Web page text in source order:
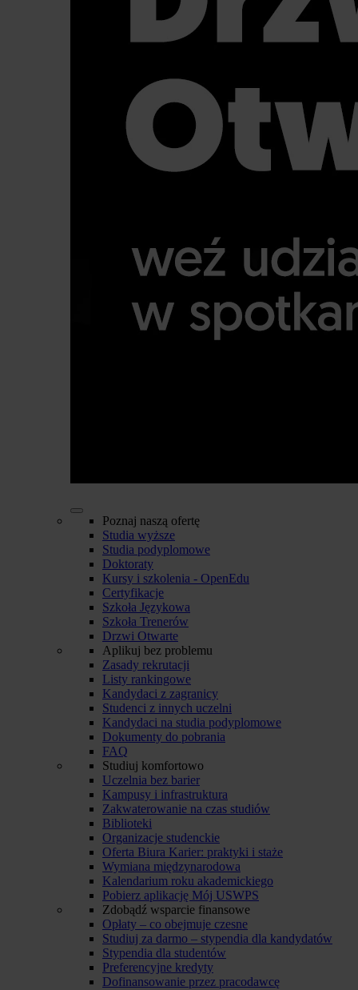
Poznaj naszą ofertę
Studia wyższe
Studia podyplomowe
Doktoraty
Kursy i szkolenia - OpenEdu
Certyfikacje
Szkoła Językowa
Szkoła Trenerów
Drzwi Otwarte
Aplikuj bez problemu
Zasady rekrutacji
Listy rankingowe
Kandydaci z zagranicy
Studenci z innych uczelni
Kandydaci na studia podyplomowe
Dokumenty do pobrania
FAQ
Studiuj komfortowo
Uczelnia bez barier
Kampusy i infrastruktura
Zakwaterowanie na czas studiów
Biblioteki
Organizacje studenckie
Oferta Biura Karier: praktyki i staże
Wymiana międzynarodowa
Kalendarium roku akademickiego
Pobierz aplikację Mój USWPS
Zdobądź wsparcie finansowe
Opłaty – co obejmuje czesne
Studiuj za darmo – stypendia dla kandydatów
Stypendia dla studentów
Preferencyjne kredyty
Dofinansowanie przez pracodawcę